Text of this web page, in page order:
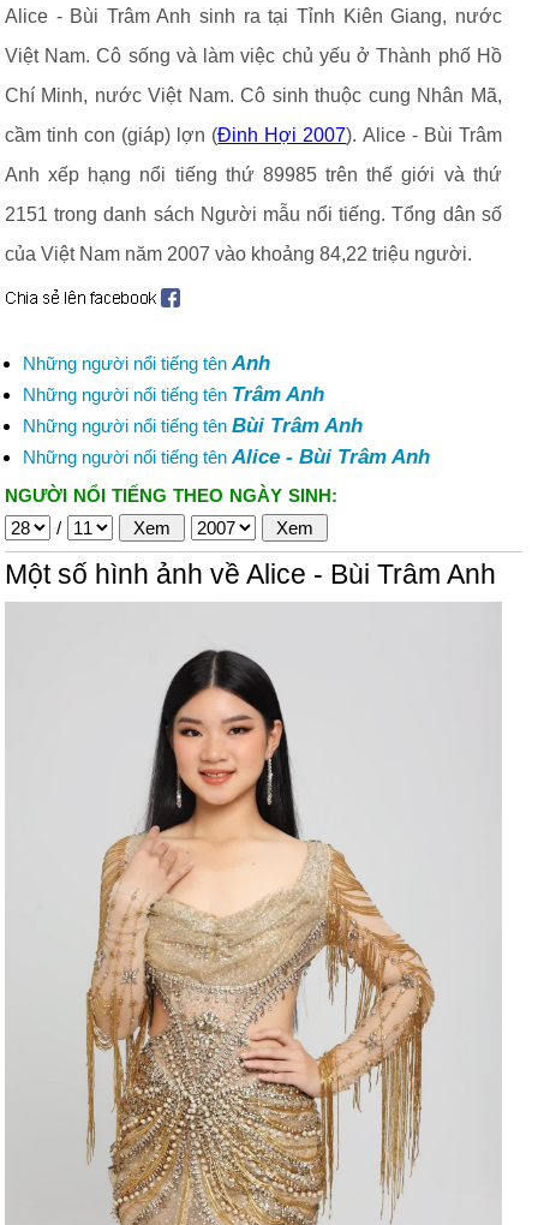
Alice - Bùi Trâm Anh sinh ra tại Tỉnh Kiên Giang, nước
Việt Nam. Cô sống và làm việc chủ yếu ở Thành phố Hồ
Chí Minh, nước Việt Nam. Cô sinh thuộc cung Nhân Mã,
cầm tinh con (giáp) lợn (Đinh Hợi 2007). Alice - Bùi Trâm
Anh xếp hạng nổi tiếng thứ 89985 trên thế giới và thứ
2151 trong danh sách Người mẫu nổi tiếng. Tổng dân số
của Việt Nam năm 2007 vào khoảng 84,22 triệu người.
Những người nổi tiếng tên Anh
Những người nổi tiếng tên Trâm Anh
Những người nổi tiếng tên Bùi Trâm Anh
Những người nổi tiếng tên Alice - Bùi Trâm Anh
NGƯỜI NỔI TIẾNG THEO NGÀY SINH:
/
Một số hình ảnh về Alice - Bùi Trâm Anh